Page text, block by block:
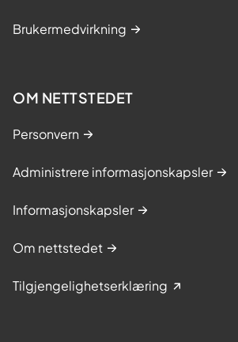
Brukermedvirkning
OM NETTSTEDET
Personvern
Administrere informasjonskapsler
Informasjonskapsler
Om nettstedet
Tilgjengelighetserklæring